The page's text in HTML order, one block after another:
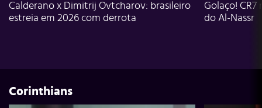
Calderano x Dimitrij Ovtcharov: brasileiro
estreia em 2026 com derrota
Golaço!
do Al-Nassr
Corinthians